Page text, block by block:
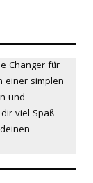
Changer für
einer simplen
und
viel Spaß